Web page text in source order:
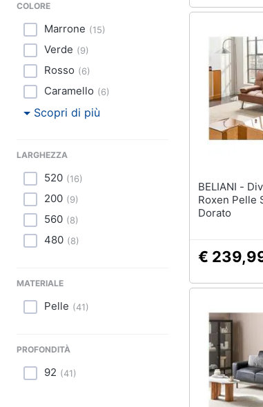
COLORE
Marrone (15)
Verde (9)
Rosso (6)
Caramello (6)
Scopri di più
LARGHEZZA
520 (16)
200 (9)
560 (8)
480 (8)
MATERIALE
Pelle (41)
PROFONDITÀ
92 (41)
BELIANI - Divano Letto 3 Posti
Roxen Pelle
Dorato
€